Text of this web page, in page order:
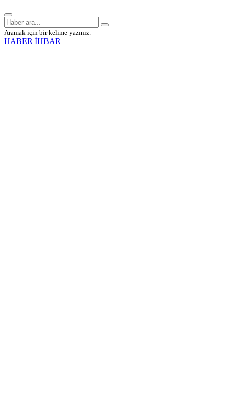
Aramak için bir kelime yazınız.
HABER İHBAR